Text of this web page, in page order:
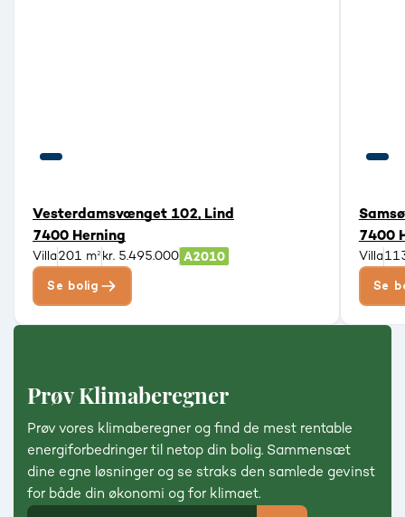
Vesterdamsvænget 102, Lind
7400 Herning
Villa201 m² kr. 5.495.000
Se bolig
7400
Villa
Se
Prøv Klimaberegner
Prøv vores klimaberegner og find de mest rentable
energiforbedringer til netop din bolig. Sammensæt
dine egne løsninger og se straks den samlede gevinst
for både din økonomi og for klimaet.